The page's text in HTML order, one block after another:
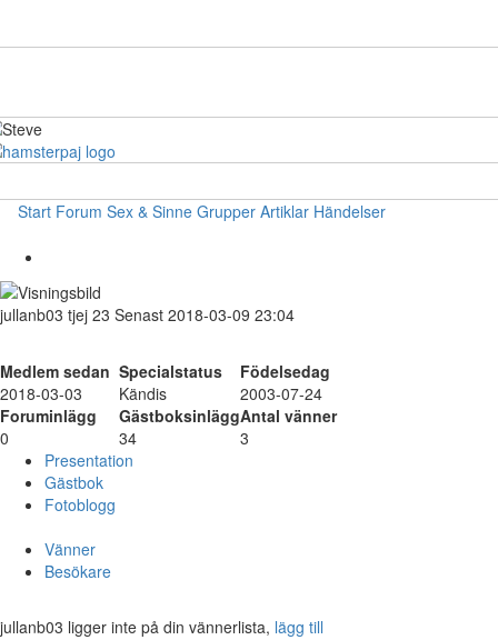
Start Forum Sex & Sinne Grupper Artiklar Händelser
jullanb03 tjej 23 Senast 2018-03-09 23:04
Medlem sedan Specialstatus
Födelsedag
2018-03-03
Kändis
2003-07-24
Foruminlägg
GästboksinläggAntal vänner
0
34
3
Presentation
Gästbok
Fotoblogg
Vänner
Besökare
jullanb03 ligger inte på din vännerlista, lägg till